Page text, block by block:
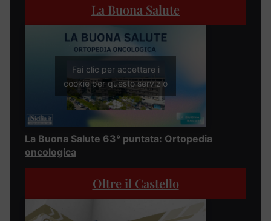
La Buona Salute
Fai clic per accettare i
cookie per questo servizio
La Buona Salute 63° puntata: Ortopedia
oncologica
Oltre il Castello